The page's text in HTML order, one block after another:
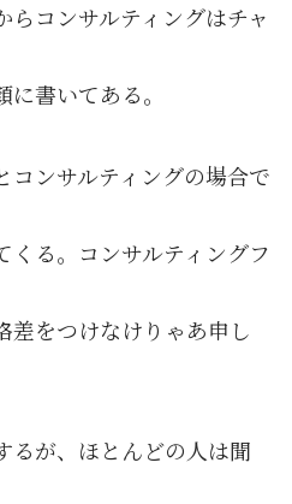
らコンサルティングはチャ
書いてある。
コンサルティングの場合で
る。コンサルティングフ
差をつけなけりゃあ申し
るが、ほとんどの人は聞